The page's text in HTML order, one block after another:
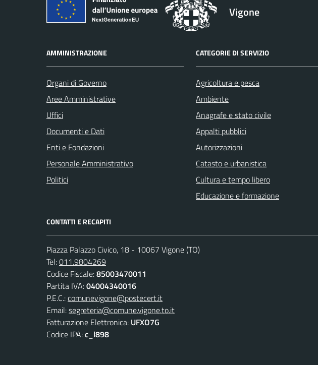
Vigone
AMMINISTRAZIONE
Organi di Governo
Aree Amministrative
Uffici
Documenti e Dati
Enti e Fondazioni
Personale Amministrativo
Politici
CATEGORIE DI SERVIZIO
Agricoltura e pesca
Ambiente
Anagrafe e stato civile
Appalti pubblici
Autorizzazioni
Catasto e urbanistica
Cultura e tempo libero
Educazione e formazione
CONTATTI E RECAPITI
Piazza Palazzo Civico, 18 - 10067 Vigone (TO)
Tel:011.9804269
Codice Fiscale:85003470011
Partita IVA:04004340016
P.E.C.:comunevigone@postecert.it
Email:segreteria@comune.vigone.to.it
Fatturazione Elettronica: UFXO7G
Codice IPA:c_l898